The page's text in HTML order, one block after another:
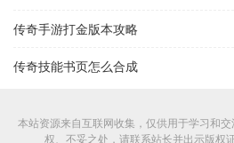
传奇手游打金版本攻略
传奇技能书页怎么合成
本站资源来自互联网收集，仅供用于学习和
权、不妥之处，请联系站长并出示版权